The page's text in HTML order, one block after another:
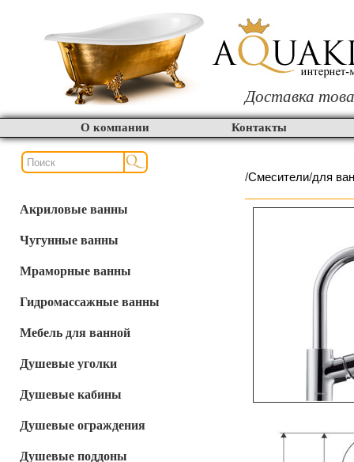
Доставка
О компании Контакты
Акриловые ванны
Чугунные ванны
Мраморные ванны
Гидромассажные ванны
Мебель для ванной
Душевые уголки
Душевые кабины
Душевые ограждения
Душевые поддоны
/Смесители/для